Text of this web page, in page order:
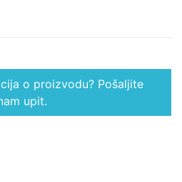
o proizvodu? Pošaljite
upit.